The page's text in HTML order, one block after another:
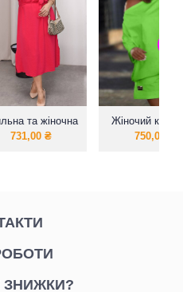
та жіночна
сукня
731,00 ₴
Жіночий
яскравих
750,00